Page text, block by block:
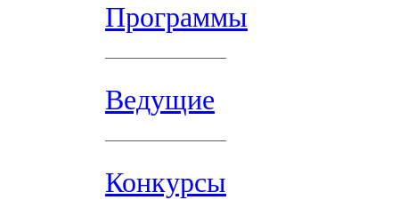
Программы
Ведущие
Конкурсы